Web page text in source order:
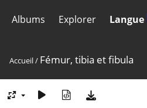
Albums Explorer Langue
Accueil/ Fémur, tibia et fibula